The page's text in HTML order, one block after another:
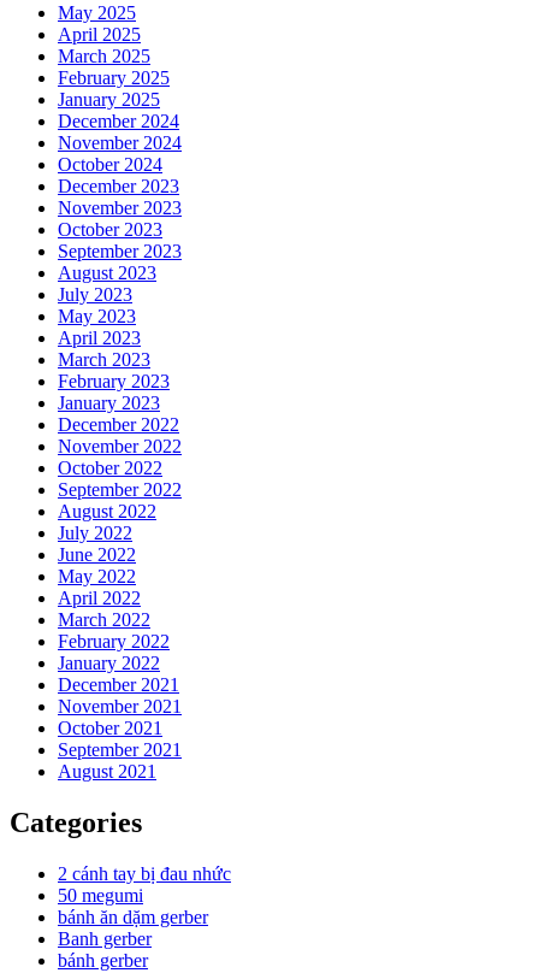
May 2025
April 2025
March 2025
February 2025
January 2025
December 2024
November 2024
October 2024
December 2023
November 2023
October 2023
September 2023
August 2023
July 2023
May 2023
April 2023
March 2023
February 2023
January 2023
December 2022
November 2022
October 2022
September 2022
August 2022
July 2022
June 2022
May 2022
April 2022
March 2022
February 2022
January 2022
December 2021
November 2021
October 2021
September 2021
August 2021
Categories
2 cánh tay bị đau nhức
50 megumi
bánh ăn dặm gerber
Banh gerber
bánh gerber